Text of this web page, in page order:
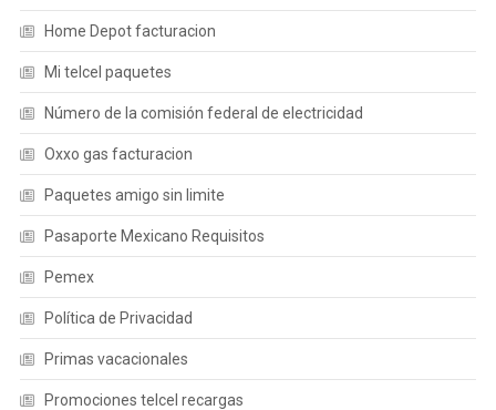
Home Depot facturacion
Mi telcel paquetes
Número de la comisión federal de electricidad
Oxxo gas facturacion
Paquetes amigo sin limite
Pasaporte Mexicano Requisitos
Pemex
Política de Privacidad
Primas vacacionales
Promociones telcel recargas